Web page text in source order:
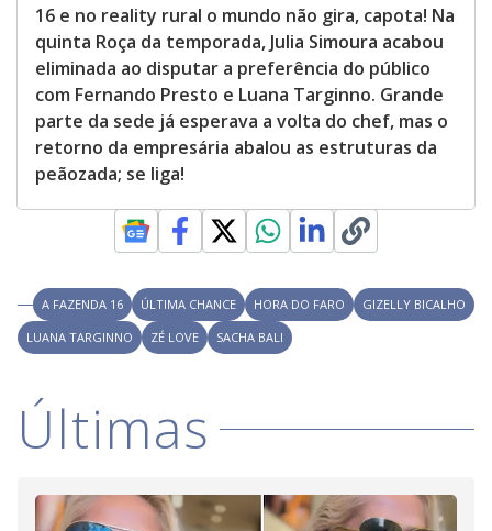
16 e no reality rural o mundo não gira, capota! Na
quinta Roça da temporada, Julia Simoura acabou
eliminada ao disputar a preferência do público
com Fernando Presto e Luana Targinno. Grande
parte da sede já esperava a volta do chef, mas o
retorno da empresária abalou as estruturas da
peãozada; se liga!
A FAZENDA 16 ÚLTIMA CHANCE HORA DO FARO
GIZELLY BICALHO
LUANA TARGINNO
ZÉ LOVE SACHA BALI
Últimas